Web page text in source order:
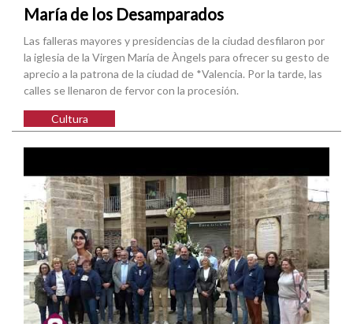
María de los Desamparados
Las falleras mayores y presidencias de la ciudad desfilaron por
la iglesia de la Virgen María de Àngels para ofrecer su gesto de
aprecio a la patrona de la ciudad de *Valencia. Por la tarde, las
calles se llenaron de fervor con la procesión.
Cultura